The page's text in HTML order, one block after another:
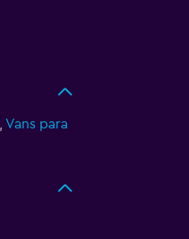
Vans para